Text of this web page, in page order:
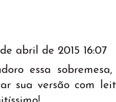
de abril de 2015 16:07
essa
sua versão com